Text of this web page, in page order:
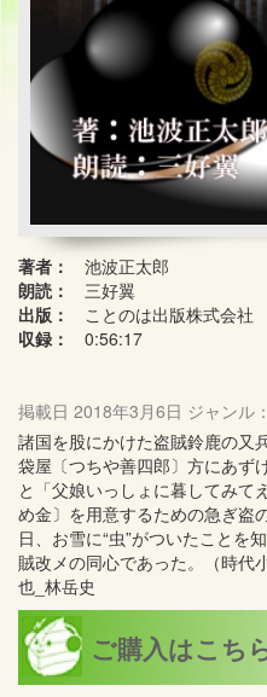
著者：
池波正太郎
朗読：
三好翼
出版：
ことのは出版株式会社
収録：
0:56:17
掲載日 2018年3月6日 ジャンル：
諸国を股にかけた盗賊鈴鹿の又
袋屋〔つちや善四郎〕方にあず
と「父娘いっしょに暮してみて
め金〕を用意するための急ぎ盗
日、お雪に“虫”がついたこと
賊改メの同心であった。（時代
也_林岳史
ご購入はこち